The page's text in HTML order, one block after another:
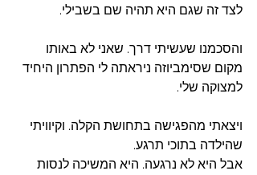
לצד זה שגם היא תהיה שם בשבילי.
והסכמנו שעשיתי דרך. שאני לא באותו
מקום שסימביוזה ניראתה לי הפתרון היחיד
למצוקה שלי.
ויצאתי מהפגישה בתחושת הקלה. וקיוויתי
שהילדה בתוכי תרגע.
אבל היא לא נרגעה. היא המשיכה לנסות